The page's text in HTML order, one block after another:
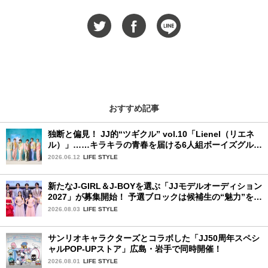
おすすめ記事
独断と偏見！ JJ的“ツギクル” vol.10「Lienel（リエネ
ル）」……キラキラの青春を届ける6人組ボーイズグルー
プ
2026.06.12 LIFE STYLE
新たなJ-GIRL＆J-BOYを選ぶ「JJモデルオーディション
2027」が募集開始！ 予選ブロックは候補生の“魅力”を重
視した「新システム」に変わります
2026.08.03 LIFE STYLE
サンリオキャラクターズとコラボした「JJ50周年スペシ
ャルPOP-UPストア」広島・岩手で同時開催！
2026.08.01 LIFE STYLE